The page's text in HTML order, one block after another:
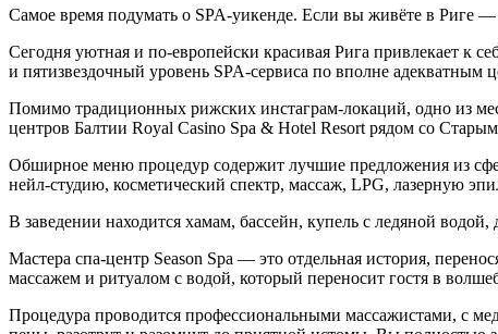
Самое время подумать о SPA-уикенде. Если вы живёте в Риге
Сегодня уютная и по-европейски красивая Рига привлекает к
и пятизвездочный уровень SPA-сервиса по вполне адекватным
Помимо традиционных рижских инстаграм-локаций, одно из
центров Балтии Royal Casino Spa & Hotel Resort рядом со
Обширное меню процедур содержит лучшие предложения из
нейл-студию, косметический спектр, массаж, LPG, лазерную
В заведении находится хамам, бассейн, купель с ледяной
Мастера спа-центр Season Spa — это отдельная история,
массажем и ритуалом с водой, который переносит гостя в
Процедура проводится профессиональными массажистами, с